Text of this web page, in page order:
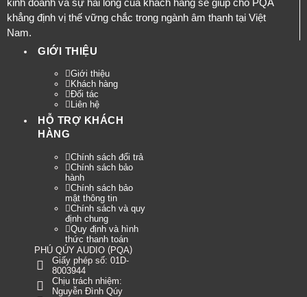
khẳng định vị thế vững chắc trong ngành âm thanh tại Việt
Nam.
GIỚI THIỆU
Giới thiệu
Khách hàng
Đối tác
Liên hệ
HỖ TRỢ KHÁCH
HÀNG
Chính sách đổi trả
Chính sách bảo
hành
Chính sách bảo
mật thông tin
Chính sách và quy
định chung
Quy định và hình
thức thanh toán
PHÚ QÚY AUDIO (PQA)
Giấy phép số: 01D-
8003944
Chịu trách nhiệm:
Nguyễn Đình Qúy